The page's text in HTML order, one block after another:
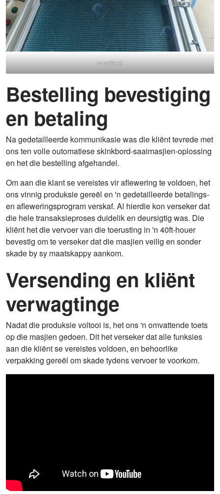
saaddeel
Bestelling bevestiging
en betaling
Na gedetailleerde kommunikasie was die kliënt tevrede met
ons ten volle outomatiese skinkbord-saaimasjien-oplossing
en het die bestelling afgehandel.
Om aan die klant se vereistes vir aflewering te voldoen, het
ons vinnig produksie gereël en 'n gedetailleerde betalings-
en afleweringsprogram verskaf. Al hierdie kon verseker dat
die hele transaksieproses duidelik en deursigtig was. Die
kliënt het die vervoer van die toerusting in 'n 40ft-houer
bevestig om te verseker dat die masjien veilig en sonder
skade by sy maatskappy aankom.
Versending en kliënt
verwagtinge
Nadat die produksie voltooi is, het ons 'n omvattende toets
op die masjien gedoen. Dit het verseker dat alle funksies
aan die kliënt se vereistes voldoen, en behoorlike
verpakking gereël om skade tydens vervoer te voorkom.